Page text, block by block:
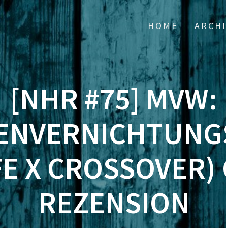
HOME
[NHR #75] MVW:
X
REZENSION